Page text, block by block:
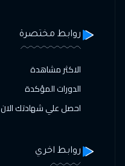
روابط مختصرة
الاكثر مشاهدة
الدورات المؤكدة
احصل علي شهادتك الان
روابط اخري